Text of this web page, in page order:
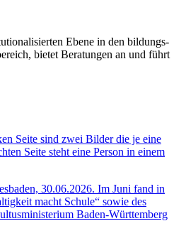
Ebene in den bildungs-
bietet Beratungen an und führt
30.06.2026. Im Juni fand in
macht Schule“ sowie des
Baden-Württemberg